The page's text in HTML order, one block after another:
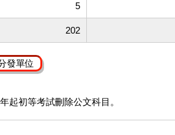
5
202
發單位
起初等考試刪除公文科目。